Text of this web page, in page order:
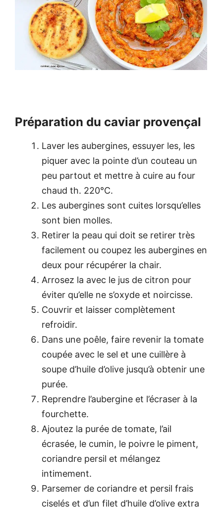
Préparation du caviar provençal
Laver les aubergines, essuyer les, les
piquer avec la pointe d’un couteau un
peu partout et mettre à cuire au four
chaud th. 220°C.
Les aubergines sont cuites lorsqu’elles
sont bien molles.
Retirer la peau qui doit se retirer très
facilement ou coupez les aubergines en
deux pour récupérer la chair.
Arrosez la avec le jus de citron pour
éviter qu’elle ne s’oxyde et noircisse.
Couvrir et laisser complètement
refroidir.
Dans une poêle, faire revenir la tomate
coupée avec le sel et une cuillère à
soupe d’huile d’olive jusqu’à obtenir une
purée.
Reprendre l’aubergine et l’écraser à la
fourchette.
Ajoutez la purée de tomate, l’ail
écrasée, le cumin, le poivre le piment,
coriandre persil et mélangez
intimement.
Parsemer de coriandre et persil frais
ciselés et d’un filet d’huile d’olive extra